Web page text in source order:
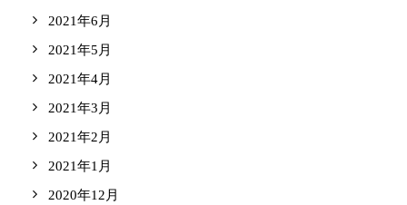
2021年6月
2021年5月
2021年4月
2021年3月
2021年2月
2021年1月
2020年12月